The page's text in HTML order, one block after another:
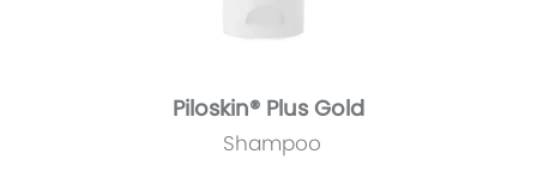
Piloskin® Plus Gold
Shampoo